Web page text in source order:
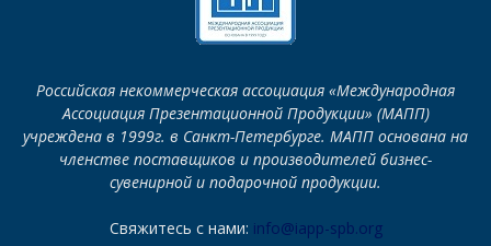
Российская некоммерческая ассоциация «Международная
Ассоциация Презентационной Продукции» (МАПП)
учреждена в 1999г. в Санкт-Петербурге. МАПП основана на
членстве поставщиков и производителей бизнес-
сувенирной и подарочной продукции.
Свяжитесь с нами: info@iapp-spb.org